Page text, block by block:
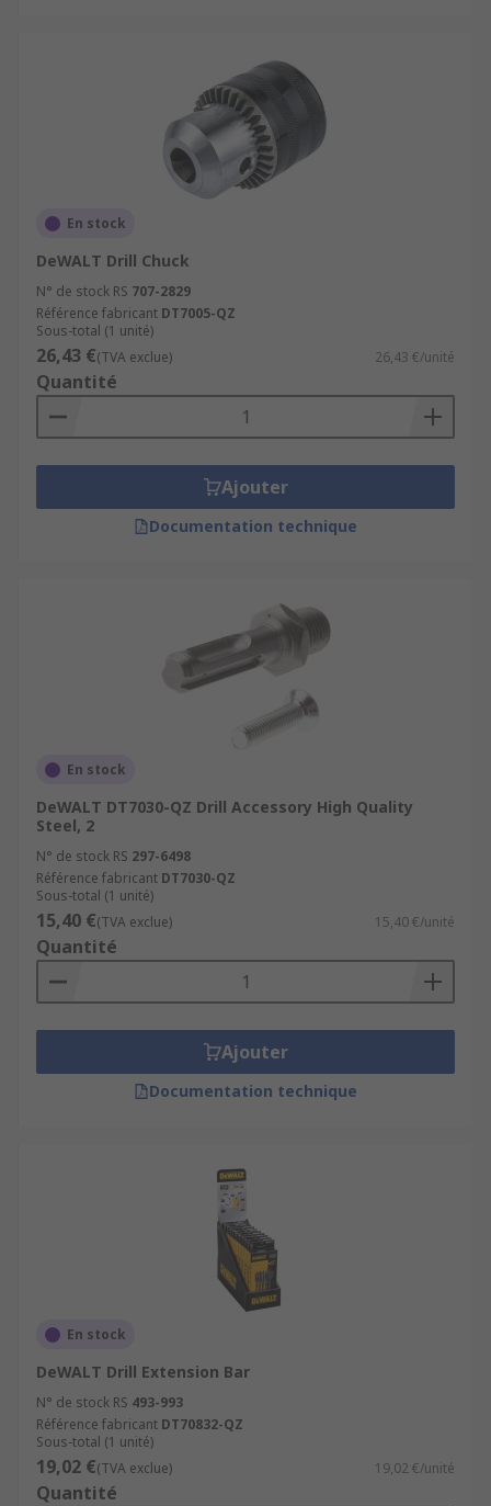
En stock
DeWALT Drill Chuck
N° de stock RS 707-2829
Référence fabricant DT7005-QZ
Sous-total (1 unité)
26,43 €(TVA exclue) 26,43 €/unité
Quantité
Ajouter
Documentation technique
En stock
DeWALT DT7030-QZ Drill Accessory High Quality
Steel, 2
N° de stock RS 297-6498
Référence fabricant DT7030-QZ
Sous-total (1 unité)
15,40 €(TVA exclue) 15,40 €/unité
Quantité
Ajouter
Documentation technique
En stock
DeWALT Drill Extension Bar
N° de stock RS 493-993
Référence fabricant DT70832-QZ
Sous-total (1 unité)
19,02 €(TVA exclue) 19,02 €/unité
Quantité